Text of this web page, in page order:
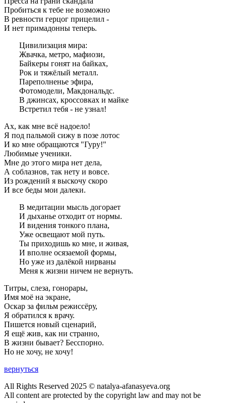
Пробиться к тебе не возможно
В ревности герцог прицелил -
И нет примадонны теперь.
Цивилизация мира:
Жвачка, метро, мафиози,
Байкеры гонят на байках,
Рок и тяжёлый металл.
Пареполненье эфира,
Фотомодели, Макдональдс.
В джинсах, кроссовках и майке
Встретил тебя - не узнал!
Ах, как мне всё надоело!
Я под пальмой сижу в позе лотос
И ко мне обращаются "Гуру!"
Любимые ученики.
Мне до этого мира нет дела,
А соблазнов, так нету и вовсе.
Из рождений я выскочу скоро
И все беды мои далеки.
В медитации мысль догорает
И дыханье отходит от нормы.
И видения тонкого плана,
Уже освещают мой путь.
Ты приходишь ко мне, и живая,
И вполне осязаемой формы,
Но уже из далёкой нирваны
Меня к жизни ничем не вернуть.
Титры, слеза, гонорары,
Имя моё на экране,
Оскар за фильм режиссёру,
Я обратился к врачу.
Пишется новый сценарий,
Я ещё жив, как ни странно,
В жизни бывает? Бесспорно.
Но не хочу, не хочу!
вернуться
All Rights Reserved 2025 © natalya-afanasyeva.org
All content are protected by the copyright law and may not be